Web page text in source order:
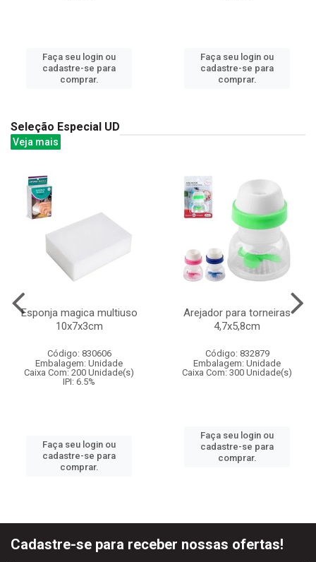
Faça seu login ou
cadastre-se para
comprar.
Faça seu login ou
cadastre-se para
comprar.
Seleção Especial UD
Veja mais
Esponja magica multiuso
10x7x3cm
Código: 830606
Embalagem: Unidade
Caixa Com: 200 Unidade(s)
IPI: 6.5%
Faça seu login ou
cadastre-se para
comprar.
Arejador para torneiras
4,7x5,8cm
Código: 832879
Embalagem: Unidade
Caixa Com: 300 Unidade(s)
Faça seu login ou
cadastre-se para
comprar.
Cadastre-se para receber nossas ofertas!